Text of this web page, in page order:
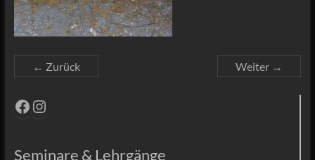
← Zurück Weiter →
Facebook
Instagram
Seminare & Lehrgänge